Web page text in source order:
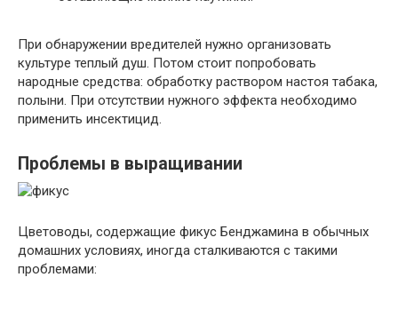
При обнаружении вредителей нужно организовать
культуре теплый душ. Потом стоит попробовать
народные средства: обработку раствором настоя табака,
полыни. При отсутствии нужного эффекта необходимо
применить инсектицид.
Проблемы в выращивании
Цветоводы, содержащие фикус Бенджамина в обычных
домашних условиях, иногда сталкиваются с такими
проблемами: